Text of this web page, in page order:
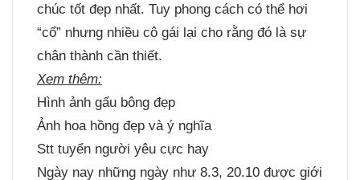
chúc tốt đẹp nhất. Tuy phong cách có thể hơi
“cổ” nhưng nhiều cô gái lại cho rằng đó là sự
chân thành cần thiết.
Xem thêm:
Hình ảnh gấu bông đẹp
Ảnh hoa hồng đẹp và ý nghĩa
Stt tuyển người yêu cực hay
Ngày nay những ngày như 8.3, 20.10 được giới